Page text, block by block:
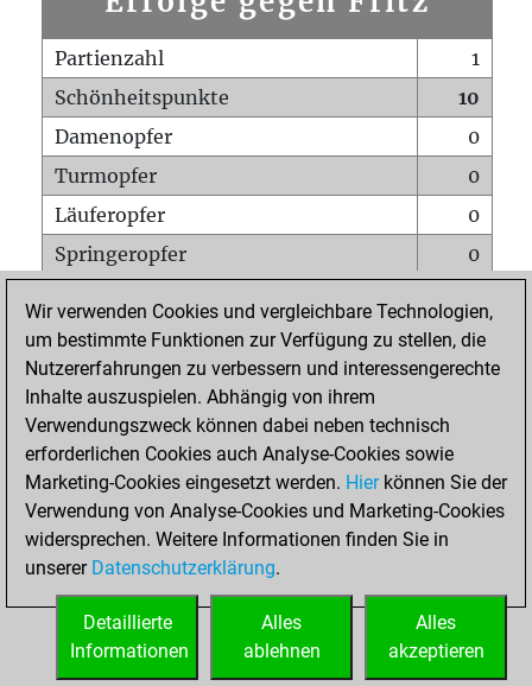
Partienzahl
1
Schönheitspunkte
10
Damenopfer
0
Turmopfer
0
Läuferopfer
0
Springeropfer
0
Matt auf vollem Brett
0
Bauer setzt Matt
0
Erstickte Matts
Unterverwandlungen
Türme auf der siebten
0
STARTSEITE
Wir verwenden Cookies und vergleichbare Technologien,
um bestimmte Funktionen zur Verfügung zu stellen, die
Nutzererfahrungen zu verbessern und interessengerechte
Inhalte auszuspielen. Abhängig von ihrem
Verwendungszweck können dabei neben technisch
erforderlichen Cookies auch Analyse-Cookies sowie
Marketing-Cookies eingesetzt werden. Hierkönnen Sie der
Verwendung von Analyse-Cookies und Marketing-Cookies
widersprechen. Weitere Informationen finden Sie in
unserer Datenschutzerklärung.
Alles
akzeptieren
Alles
ablehnen
Detaillierte
Informationen